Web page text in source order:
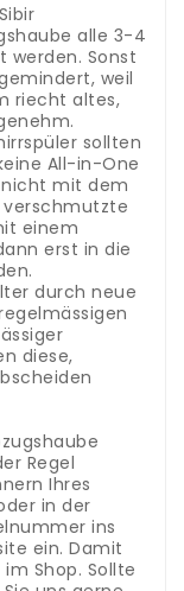
Sibir
alle 3-4
werden. Sonst
weil
riecht altes,
sollten
All-​in-One
mit dem
verschmutzte
einem
erst in die
durch neue
diese,
Regel
Ihres
in der
ins
ein. Damit
Shop. Sollte